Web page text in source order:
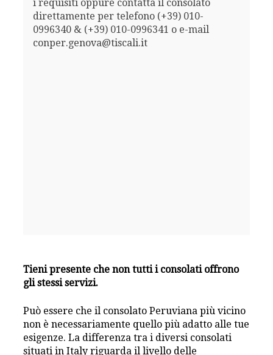
i requisiti oppure contatta il consolato
direttamente per telefono (+39) 010-
0996340 & (+39) 010-0996341 o e-mail
conper.genova@tiscali.it
Tieni presente che non tutti i consolati offrono
gli stessi servizi.
Può essere che il consolato Peruviana più vicino
non è necessariamente quello più adatto alle tue
esigenze. La differenza tra i diversi consolati
situati in Italy riguarda il livello delle